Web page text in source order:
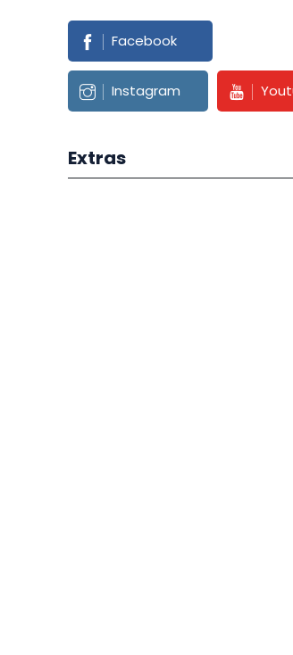
Facebook
Instagram
Extras